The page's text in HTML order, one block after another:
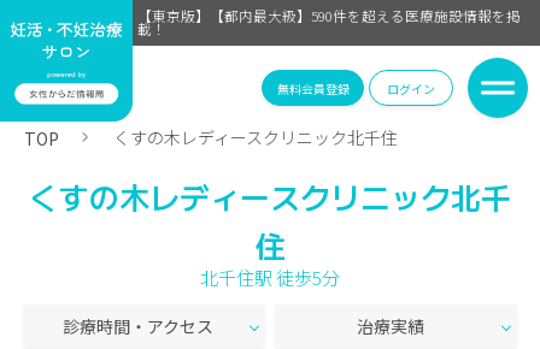
【東京版】【都内最大級】590件を超える医療施設情報を掲
載！
無料会員登録 ログイン
TOP くすの木レディースクリニック北千住
くすの木レディースクリニック北千
住
北千住駅 徒歩5分
診療時間・アクセス 治療実績